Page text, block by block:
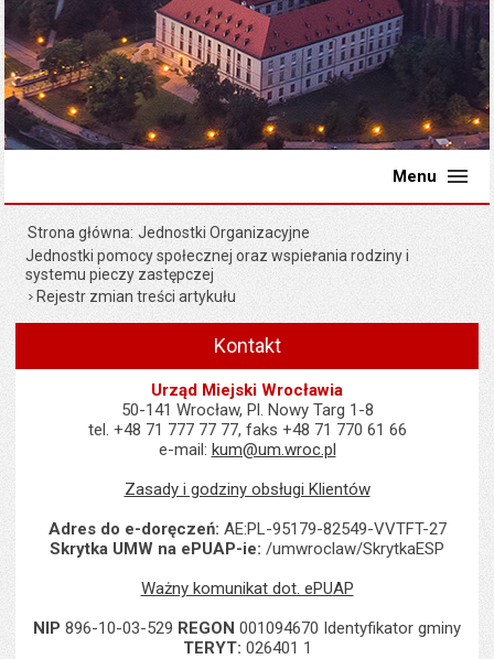
Menu
Strona główna Jednostki Organizacyjne
Jednostki pomocy społecznej oraz wspierania rodziny i
systemu pieczy zastępczej
Rejestr zmian treści artykułu
Kontakt
Urząd Miejski Wrocławia
50-141 Wrocław, Pl. Nowy Targ 1-8
tel. +48 71 777 77 77, faks +48 71 770 61 66
e-mail: kum@um.wroc.pl
Zasady i godziny obsługi Klientów
Adres do e-doręczeń: AE:PL-95179-82549-VVTFT-27
Skrytka UMW na ePUAP-ie: /umwroclaw/SkrytkaESP
Ważny komunikat dot. ePUAP
NIP 896-10-03-529 REGON 001094670 Identyfikator gminy
TERYT: 026401 1